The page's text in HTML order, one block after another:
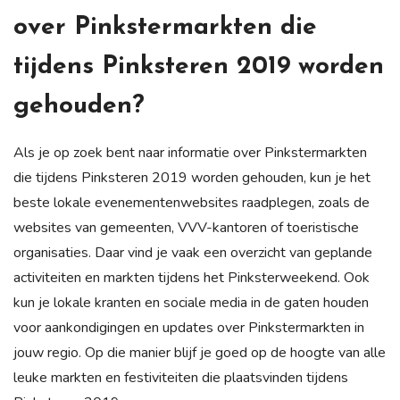
over Pinkstermarkten die
tijdens Pinksteren 2019 worden
gehouden?
Als je op zoek bent naar informatie over Pinkstermarkten
die tijdens Pinksteren 2019 worden gehouden, kun je het
beste lokale evenementenwebsites raadplegen, zoals de
websites van gemeenten, VVV-kantoren of toeristische
organisaties. Daar vind je vaak een overzicht van geplande
activiteiten en markten tijdens het Pinksterweekend. Ook
kun je lokale kranten en sociale media in de gaten houden
voor aankondigingen en updates over Pinkstermarkten in
jouw regio. Op die manier blijf je goed op de hoogte van alle
leuke markten en festiviteiten die plaatsvinden tijdens